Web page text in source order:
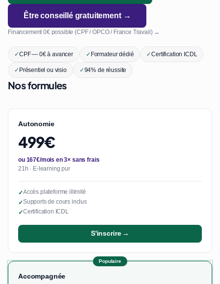
Être conseillé gratuitement →
Financement 0€ possible (CPF / OPCO / France Travail) →
✓CPF — 0€ à avancer ✓Formateur dédié ✓Certification ICDL
✓Présentiel ou visio ✓94% de réussite
Nos formules
Autonomie
499€
ou 167€/mois en 3× sans frais
21h · E-learning pur
✓Accès plateforme illimité
✓Supports de cours inclus
✓Certification ICDL
S'inscrire →
Populaire
Accompagnée